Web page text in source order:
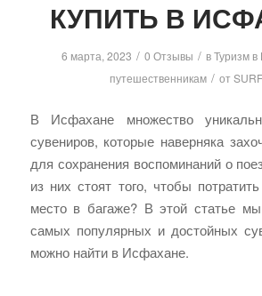
КУПИТЬ В
6 марта, 2023 / 0 Отзывы / вТуризм
путешественникам / от
В Исфахане множество
сувениров, которые наверняка
для сохранения воспоминаний о
из них стоят того, чтобы
место в багаже? В этой статье
самых популярных и достойных
можно найти в Исфахане.